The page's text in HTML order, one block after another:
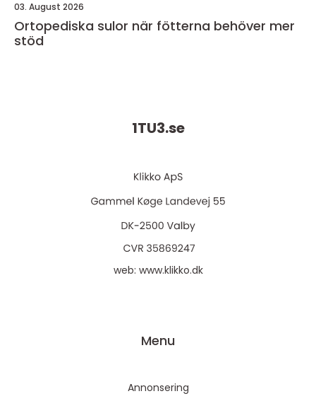
03. August 2026
Ortopediska sulor när fötterna behöver mer
stöd
1TU3.se
web: www.klikko.dk
Menu
Annonsering